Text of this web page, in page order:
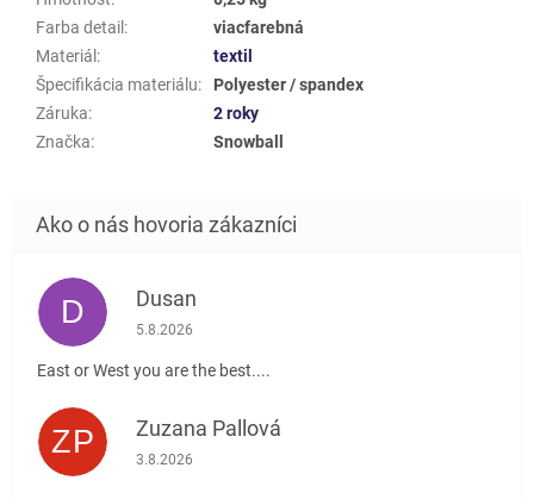
Farba detail :
viacfarebná
Materiál :
textil
Špecifikácia materiálu:
Polyester / spandex
Záruka:
2 roky
Značka: Snowball
D Dusan
Hodnotenie obchodu je 5 z 5 hviezdičiek.
5.8.2026
East or West you are the best....
ZP Zuzana Pallová
Hodnotenie obchodu je 5 z 5 hviezdičiek.
3.8.2026